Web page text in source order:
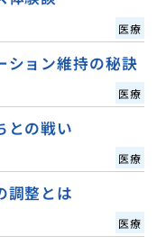
医療
ション維持の秘訣
医療
との戦い
医療
調整とは
医療